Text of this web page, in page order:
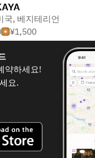
국, 베지테리언
¥1,500
약하세요!
요.